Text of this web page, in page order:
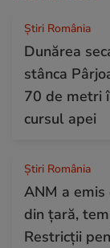
Știri România
Dunărea
stânca
70 de metri
cursul apei
Știri România
ANM a emis
din țară,
Restricții